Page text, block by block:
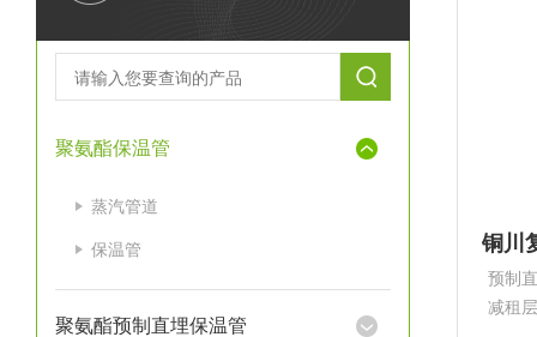
聚氨酯保温管
蒸汽管道
保温管
聚氨酯预制直埋保温管
预制
减租